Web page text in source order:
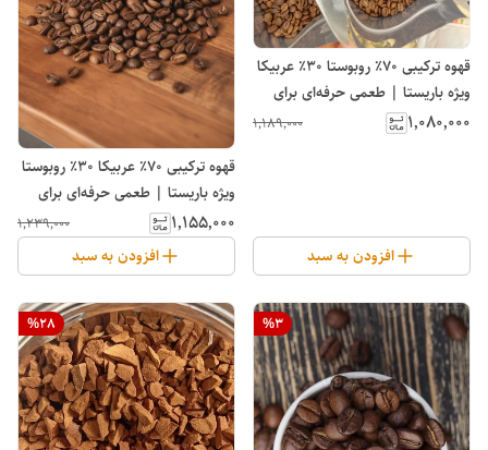
قهوه ترکیبی ۷۰٪ روبوستا ۳۰٪ عربیکا
ویژه باریستا | طعمی حرفه‌ای برای
اسپرسو | پابلوکافی
۱٬۰۸۰٬۰۰۰ ۱٬۱۸۹٬۰۰۰
افزودن به سبد
قهوه ترکیبی ۷۰٪ عربیکا ۳۰٪ روبوستا
ویژه باریستا | طعمی حرفه‌ای برای
اسپرسو | پابلوکافی
۱٬۱۵۵٬۰۰۰ ۱٬۲۳۹٬۰۰۰
افزودن به سبد
%3
%28